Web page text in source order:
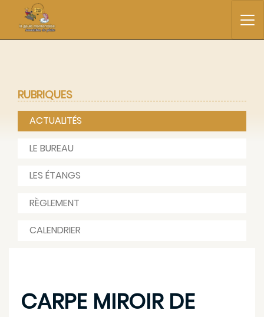
CARPE MIROIR DE
RUBRIQUES
ACTUALITÉS
LE BUREAU
LES ÉTANGS
RÈGLEMENT
CALENDRIER